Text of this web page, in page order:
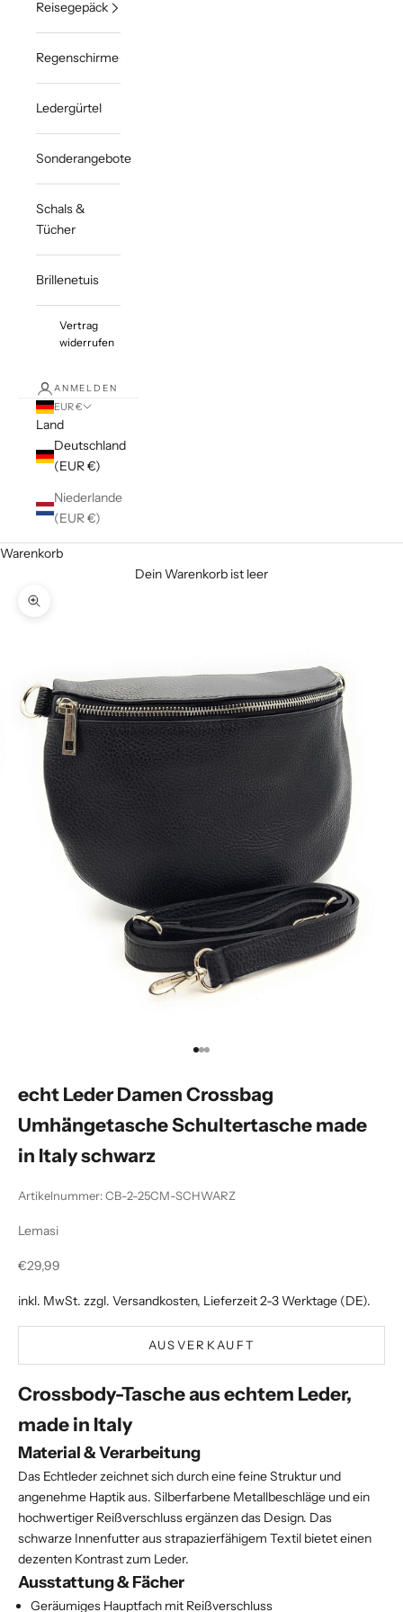
Reisegepäck
Regenschirme
Ledergürtel
Sonderangebote
Schals &
Tücher
Brillenetuis
Vertrag
widerrufen
ANMELDEN
EUR €
Land
Deutschland
(EUR €)
Niederlande
(EUR €)
Warenkorb
Dein Warenkorb ist leer
Bild vergrößern
Gehe zu Element 1
Gehe zu Element 2
Gehe zu Element 3
echt Leder Damen Crossbag
Umhängetasche Schultertasche made
in Italy schwarz
Artikelnummer: CB-2-25CM-SCHWARZ
Lemasi
Angebot
€29,99
inkl. MwSt. zzgl. Versandkosten, Lieferzeit 2-3 Werktage (DE).
AUSVERKAUFT
Crossbody-Tasche aus echtem Leder,
made in Italy
Material & Verarbeitung
Das Echtleder zeichnet sich durch eine feine Struktur und
angenehme Haptik aus. Silberfarbene Metallbeschläge und ein
hochwertiger Reißverschluss ergänzen das Design. Das
schwarze Innenfutter aus strapazierfähigem Textil bietet einen
dezenten Kontrast zum Leder.
Ausstattung & Fächer
Geräumiges Hauptfach mit Reißverschluss